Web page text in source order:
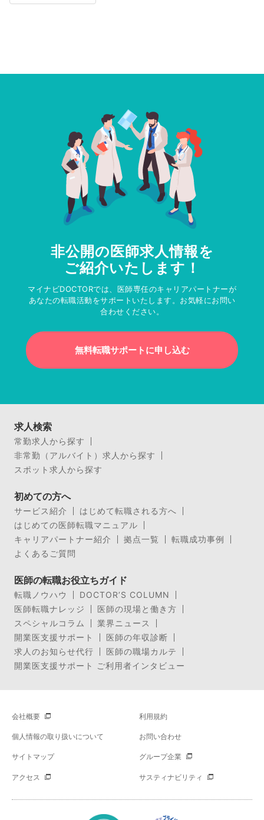
非公開の医師求人情報を
ご紹介いたします！
マイナビDOCTORでは、医師専任のキャリアパートナーが
あなたの転職活動をサポートいたします。お気軽にお問い
合わせください。
無料転職サポートに申し込む
求人検索
常勤求人から探す
非常勤（アルバイト）求人から探す
スポット求人から探す
初めての方へ
サービス紹介
はじめて転職される方へ
はじめての医師転職マニュアル
キャリアパートナー紹介
拠点一覧
転職成功事例
よくあるご質問
医師の転職お役立ちガイド
転職ノウハウ
DOCTOR’S COLUMN
医師転職ナレッジ
医師の現場と働き方
スペシャルコラム
業界ニュース
開業医支援サポート
医師の年収診断
求人のお知らせ代行
医師の職場カルテ
開業医支援サポート ご利用者インタビュー
会社概要 利用規約
個人情報の取り扱いについて お問い合わせ
サイトマップ グループ企業
アクセス サスティナビリティ